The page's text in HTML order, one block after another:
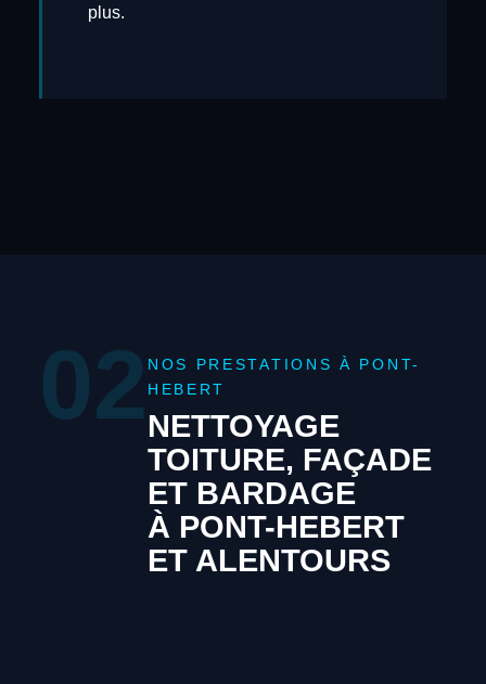
plus.
02 NOS PRESTATIONS À PONT-
HEBERT
NETTOYAGE
TOITURE, FAÇADE
ET BARDAGE
À PONT-HEBERT
ET ALENTOURS